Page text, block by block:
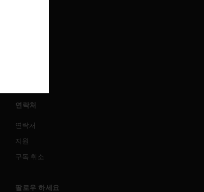
연락처
연락처
지원
구독 취소
팔로우 하세요